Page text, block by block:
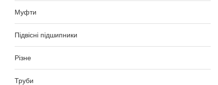
Муфти
Підвісні підшипники
Різне
Труби